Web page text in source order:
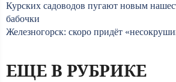
Курских садоводов пугают новым
бабочки
Железногорск: скоро придёт
ЕЩЕ В РУБРИКЕ